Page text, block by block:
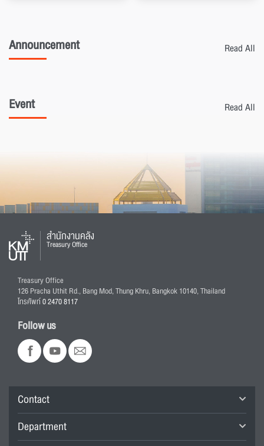
Announcement Read All
Event Read All
สำนักงานคลัง
Treasury Office
Treasury Office
126 Pracha Uthit Rd., Bang Mod, Thung Khru, Bangkok 10140, Thailand
โทรศัพท์0 2470 8117
Follow us
Contact
Department